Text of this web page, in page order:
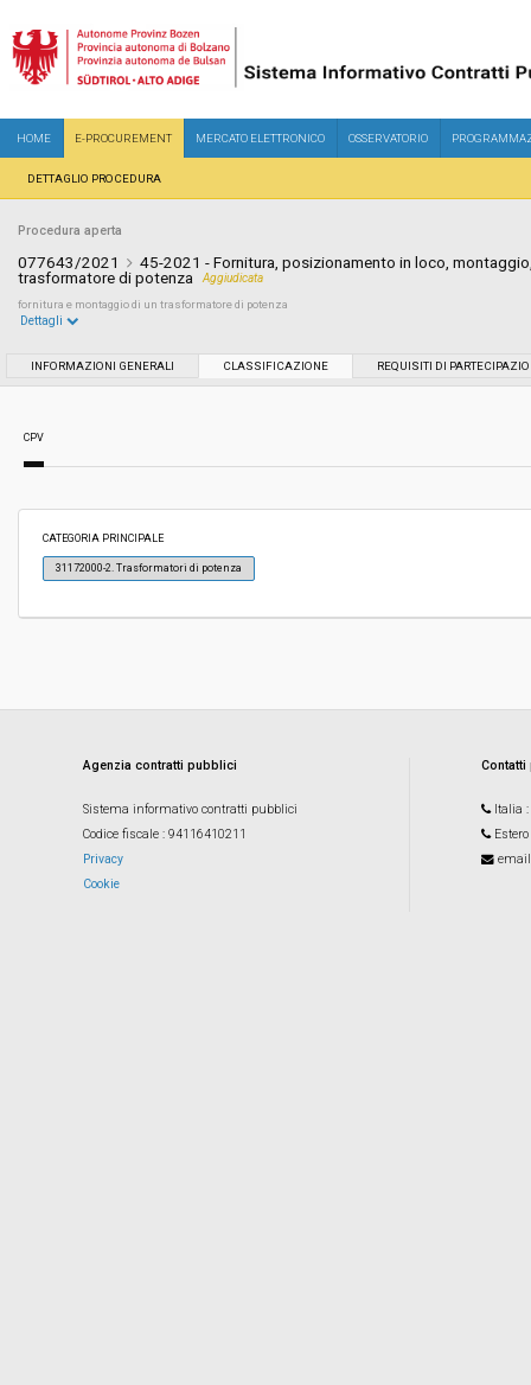
HOME E-PROCUREMENT MERCATO ELETTRONICO OSSERVATORIO
DETTAGLIO PROCEDURA
Procedura aperta
077643/2021
45-2021 - Fornitura, posizionamento in loco,
trasformatore di potenza
Aggiudicata
fornitura e montaggio di un trasformatore di potenza
Servizi sociali: No
Dettagli
INFORMAZIONI GENERALI CLASSIFICAZIONE REQUISITI DI
CPV
CATEGORIA PRINCIPALE
31172000-2. Trasformatori di potenza
Agenzia contratti pubblici
Sistema informativo contratti pubblici
Codice fiscale : 94116410211
Privacy
Cookie
Italia
Estero
email